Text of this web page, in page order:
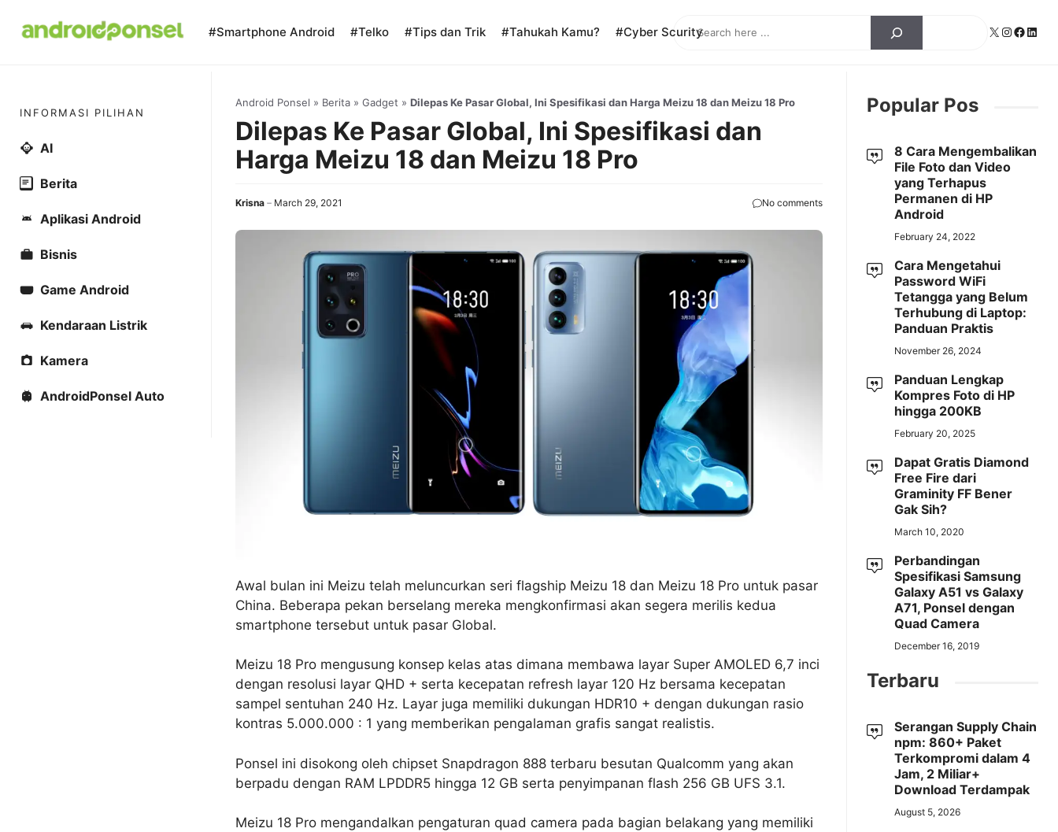
Search X Instagram
#Smartphone Android #Telko #Tips dan Trik #Tahukah Kamu? #Cyber Scurity
Android Ponsel » Berita» Gadget » Dilepas Ke Pasar Global, Ini Spesifikasi dan Harga Meizu 18 dan Meizu 18 Pro
Dilepas Ke Pasar Global, Ini Spesifikasi dan
Harga Meizu 18 dan Meizu 18 Pro
Krisna March 29, 2021 No comments
Awal bulan ini Meizu telah meluncurkan seri flagship Meizu 18 dan Meizu 18 Pro untuk pasar
China. Beberapa pekan berselang mereka mengkonfirmasi akan segera merilis kedua
smartphone tersebut untuk pasar Global.
Meizu 18 Pro mengusung konsep kelas atas dimana membawa layar Super AMOLED 6,7 inci
dengan resolusi layar QHD + serta kecepatan refresh layar 120 Hz bersama kecepatan
sampel sentuhan 240 Hz. Layar juga memiliki dukungan HDR10 + dengan dukungan rasio
kontras 5.000.000 : 1 yang memberikan pengalaman grafis sangat realistis.
Ponsel ini disokong oleh chipset Snapdragon 888 terbaru besutan Qualcomm yang akan
berpadu dengan RAM LPDDR5 hingga 12 GB serta penyimpanan flash 256 GB UFS 3.1.
Meizu 18 Pro mengandalkan pengaturan quad camera pada bagian belakang yang memiliki
INFORMASI PILIHAN
AI
Berita
Aplikasi Android
Bisnis
Game Android
Kendaraan Listrik
Kamera
AndroidPonsel Auto
Popular Pos
8 Cara Mengembalikan
File Foto dan Video
yang Terhapus
Permanen di HP
Android
February 24, 2022
Cara Mengetahui
Password WiFi
Tetangga yang Belum
Terhubung di Laptop:
Panduan Praktis
November 26, 2024
Panduan Lengkap
Kompres Foto di HP
hingga 200KB
February 20, 2025
Dapat Gratis Diamond
Free Fire dari
Graminity FF Bener
Gak Sih?
March 10, 2020
Perbandingan
Spesifikasi Samsung
Galaxy A51 vs Galaxy
A71, Ponsel dengan
Quad Camera
December 16, 2019
Terbaru
Serangan Supply Chain
npm: 860+ Paket
Terkompromi dalam 4
Jam, 2 Miliar+
Download Terdampak
August 5, 2026